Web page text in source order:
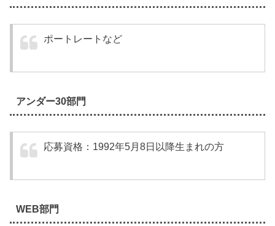
ポートレートなど
アンダー30部門
応募資格：1992年5月8日以降生まれの方
WEB部門